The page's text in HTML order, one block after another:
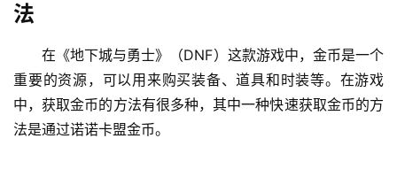
法
在《地下城与勇士》（DNF）这款游戏中，金币是一个
重要的资源，可以用来购买装备、道具和时装等。在游戏
中，获取金币的方法有很多种，其中一种快速获取金币的方
法是通过诺诺卡盟金币。